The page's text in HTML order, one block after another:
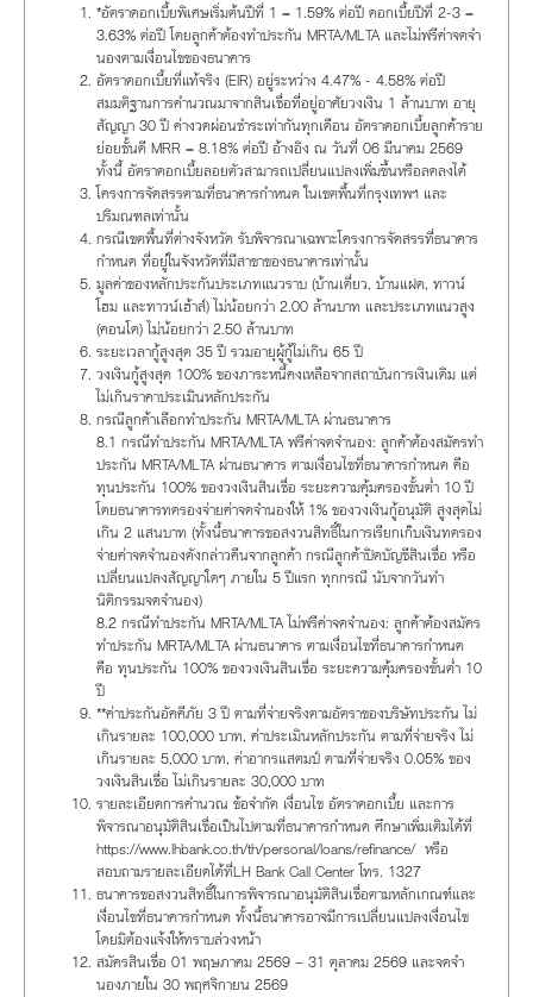
*อัตราดอกเบี้ยพิเศษเริ่มต้นปีที่ 1 = 1.59% ต่อปี ดอกเบี้ยปีที่ 2-3 =
3.63% ต่อปี โดยลูกค้าต้องทำประกัน MRTA/MLTA และไม่ฟรีค่าจดจำ
นองตามเงื่อนไขของธนาคาร
อัตราดอกเบี้ยที่แท้จริง (EIR) อยู่ระหว่าง 4.47% - 4.58% ต่อปี
สมมติฐานการคำนวณมาจากสินเชื่อที่อยู่อาศัยวงเงิน 1 ล้านบาท อายุ
สัญญา 30 ปี ค่างวดผ่อนชำระเท่ากันทุกเดือน อัตราดอกเบี้ยลูกค้าราย
ย่อยชั้นดี MRR = 8.18% ต่อปี อ้างอิง ณ วันที่ 06 มีนาคม 2569
ทั้งนี้ อัตราดอกเบี้ยลอยตัวสามารถเปลี่ยนแปลงเพิ่มขึ้นหรือลดลงได้
โครงการจัดสรรตามที่ธนาคารกำหนด ในเขตพื้นที่กรุงเทพฯ และ
ปริมณฑลเท่านั้น
กรณีเขตพื้นที่ต่างจังหวัด รับพิจารณาเฉพาะโครงการจัดสรรที่ธนาคาร
กำหนด ที่อยู่ในจังหวัดที่มีสาขาของธนาคารเท่านั้น
มูลค่าของหลักประกันประเภทแนวราบ (บ้านเดี่ยว, บ้านแฝด, ทาวน์
โฮม และทาวน์เฮ้าส์) ไม่น้อยกว่า 2.00 ล้านบาท และประเภทแนวสูง
(คอนโด) ไม่น้อยกว่า 2.50 ล้านบาท
ระยะเวลากู้สูงสุด 35 ปี รวมอายุผู้กู้ไม่เกิน 65 ปี
วงเงินกู้สูงสุด 100% ของภาระหนี้คงเหลือจากสถาบันการเงินเดิม แต่
ไม่เกินราคาประเมินหลักประกัน
กรณีลูกค้าเลือกทำประกัน MRTA/MLTA ผ่านธนาคาร
8.1 กรณีทำประกัน MRTA/MLTA ฟรีค่าจดจำนอง: ลูกค้าต้องสมัครทำ
ประกัน MRTA/MLTA ผ่านธนาคาร ตามเงื่อนไขที่ธนาคารกำหนด คือ
ทุนประกัน 100% ของวงเงินสินเชื่อ ระยะความคุ้มครองขั้นต่ำ 10 ปี
โดยธนาคารทดรองจ่ายค่าจดจำนองให้ 1% ของวงเงินกู้อนุมัติ สูงสุดไม่
เกิน 2 แสนบาท (ทั้งนี้ธนาคารขอสงวนสิทธิ์ในการเรียกเก็บเงินทดรอง
จ่ายค่าจดจำนองดังกล่าวคืนจากลูกค้า กรณีลูกค้าปิดบัญชีสินเชื่อ หรือ
เปลี่ยนแปลงสัญญาใดๆ ภายใน 5 ปีแรก ทุกกรณี นับจากวันทำ
นิติกรรมจดจำนอง)
8.2 กรณีทำประกัน MRTA/MLTA ไม่ฟรีค่าจดจำนอง: ลูกค้าต้องสมัคร
ทำประกัน MRTA/MLTA ผ่านธนาคาร ตามเงื่อนไขที่ธนาคารกำหนด
คือ ทุนประกัน 100% ของวงเงินสินเชื่อ ระยะความคุ้มครองขั้นต่ำ 10
ปี
**ค่าประกันอัคคีภัย 3 ปี ตามที่จ่ายจริงตามอัตราของบริษัทประกัน ไม่
เกินรายละ 100,000 บาท, ค่าประเมินหลักประกัน ตามที่จ่ายจริง ไม่
เกินรายละ 5,000 บาท, ค่าอากรแสตมป์ ตามที่จ่ายจริง 0.05% ของ
วงเงินสินเชื่อ ไม่เกินรายละ 30,000 บาท
รายละเอียดการคำนวณ ข้อจำกัด เงื่อนไข อัตราดอกเบี้ย และการ
พิจารณาอนุมัติสินเชื่อเป็นไปตามที่ธนาคารกำหนด ศึกษาเพิ่มเติมได้ที่
https://www.lhbank.co.th/th/personal/loans/refinance/ หรือ
สอบถามรายละเอียดได้ที่LH Bank Call Center โทร. 1327
ธนาคารขอสงวนสิทธิ์ในการพิจารณาอนุมัติสินเชื่อตามหลักเกณฑ์และ
เงื่อนไขที่ธนาคารกำหนด ทั้งนี้ธนาคารอาจมีการเปลี่ยนแปลงเงื่อนไข
โดยมิต้องแจ้งให้ทราบล่วงหน้า
สมัครสินเชื่อ 01 พฤษภาคม 2569 – 31 ตุลาคม 2569 และจดจำ
นองภายใน 30 พฤศจิกายน 2569